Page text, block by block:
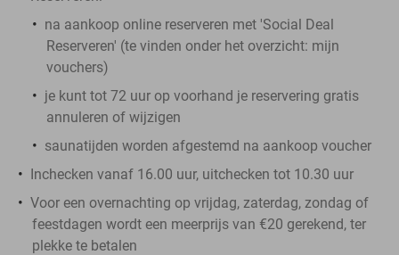
na aankoop online reserveren met 'Social Deal
Reserveren' (te vinden onder het overzicht: mijn
vouchers)
je kunt tot 72 uur op voorhand je reservering gratis
annuleren of wijzigen
saunatijden worden afgestemd na aankoop voucher
Inchecken vanaf 16.00 uur, uitchecken tot 10.30 uur
Voor een overnachting op vrijdag, zaterdag, zondag of
feestdagen wordt een meerprijs van €20 gerekend, ter
plekke te betalen